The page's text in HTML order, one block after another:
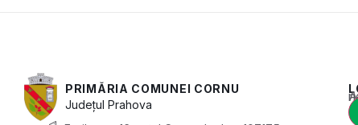
PRIMĂRIA COMUNEI CORNU
JudețulPrahova
Acest